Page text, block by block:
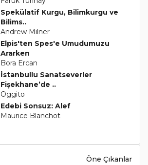
Spekülatif Kurgu, Bilimkurgu ve
Bilims..
Andrew Milner
Elpis'ten Spes'e Umudumuzu
Ararken
Bora Ercan
İstanbullu Sanatseverler
Fişekhane’de ..
Oggito
Edebi Sonsuz: Alef
Maurice Blanchot
Öne Çıkanlar